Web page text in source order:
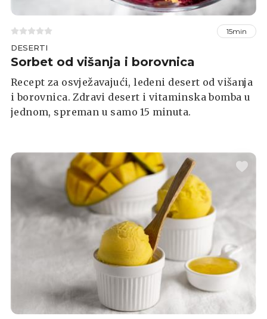
15min
DESERTI
Sorbet od višanja i borovnica
Recept za osvježavajući, ledeni desert od višanja
i borovnica. Zdravi desert i vitaminska bomba u
jednom, spreman u samo 15 minuta.